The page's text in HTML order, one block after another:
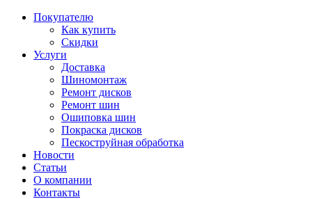
Покупателю
Как купить
Скидки
Услуги
Доставка
Шиномонтаж
Ремонт дисков
Ремонт шин
Ошиповка шин
Покраска дисков
Пескоструйная обработка
Новости
Статьи
О компании
Контакты